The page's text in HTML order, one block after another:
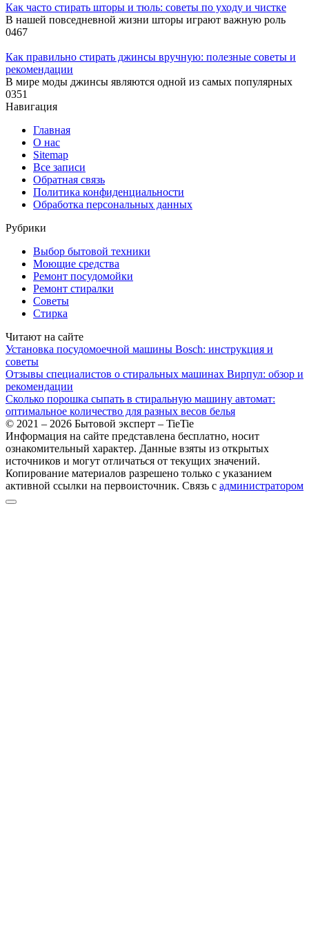
Как часто стирать шторы и тюль: советы по уходу и чистке
В нашей повседневной жизни шторы играют важную роль
0467
Как правильно стирать джинсы вручную: полезные советы и
рекомендации
В мире моды джинсы являются одной из самых популярных
0351
Навигация
Главная
О нас
Sitemap
Все записи
Обратная связь
Политика конфиденциальности
Обработка персональных данных
Рубрики
Выбор бытовой техники
Моющие средства
Ремонт посудомойки
Ремонт стиралки
Советы
Стирка
Читают на сайте
Установка посудомоечной машины Bosch: инструкция и
советы
Отзывы специалистов о стиральных машинах Вирпул: обзор и
рекомендации
Сколько порошка сыпать в стиральную машину автомат:
оптимальное количество для разных весов белья
© 2021 – 2026 Бытовой эксперт – TieTie
Информация на сайте представлена бесплатно, носит
ознакомительный характер. Данные взяты из открытых
источников и могут отличаться от текущих значений.
Копирование материалов разрешено только с указанием
активной ссылки на первоисточник. Cвязь с администратором